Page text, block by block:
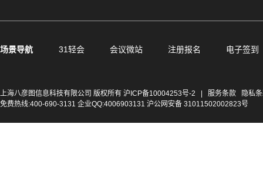
场景导航 31轻会 会议微站 注册报名 电子签到
上海八彦图信息科技有限公司 版权所有 沪ICP备10004253号-2 服务条款
隐私
免费热线:400-690-3131 企业QQ:4006903131 沪公网安备 31011502002823号